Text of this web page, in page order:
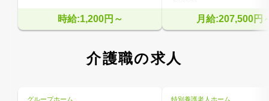
時給:1,200円～ 月給:207,500円
介護職の求人
グループホーム 特別養護老人ホーム